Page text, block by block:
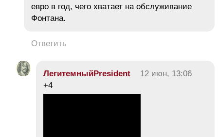
евро в год, чего хватает на обслуживание
Фонтана.
Ответить
ЛегитемныйPresident
12 июн, 13:06
+4